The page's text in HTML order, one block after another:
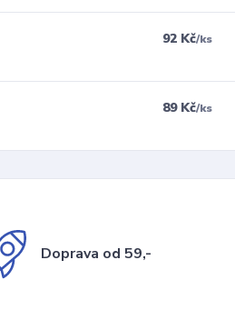
92 Kč/ks
89 Kč/ks
Doprava od 59,-